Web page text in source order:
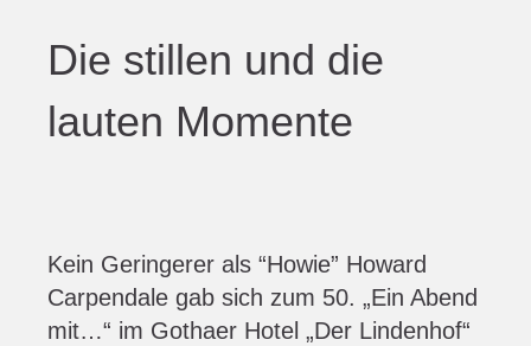
Die stillen und die
lauten Momente
Kein Geringerer als “Howie” Howard
Carpendale gab sich zum 50. „Ein Abend
mit…“ im Gothaer Hotel „Der Lindenhof“